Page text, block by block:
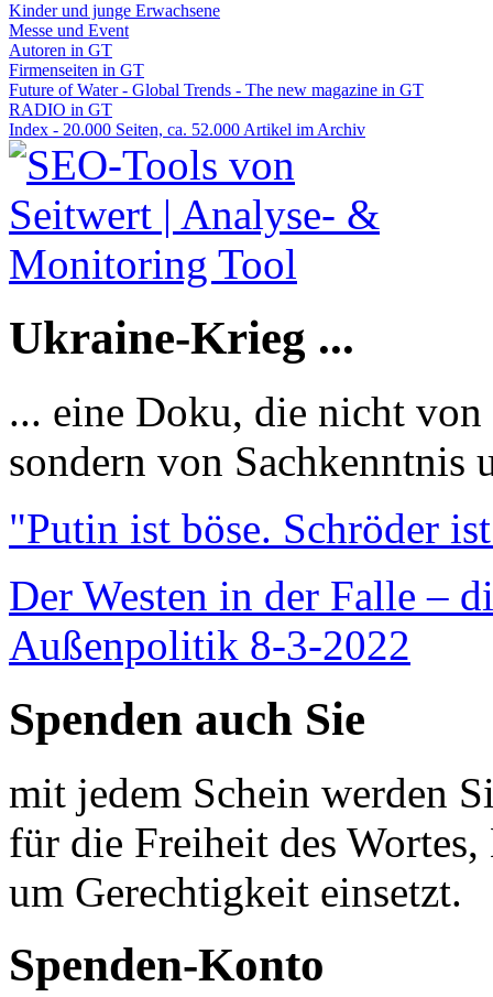
Kinder und junge Erwachsene
Messe und Event
Autoren in GT
Firmenseiten in GT
Future of Water - Global Trends - The new magazine in GT
RADIO in GT
Index - 20.000 Seiten, ca. 52.000 Artikel im Archiv
Ukraine-Krieg ...
... eine Doku, die nicht
sondern von Sachkenntnis
"Putin ist böse. Schröder
Der Westen in der Falle –
Außenpolitik 8-3-2022
Spenden auch Sie
mit jedem Schein werden
für die Freiheit des
um Gerechtigkeit einsetzt.
Spenden-Konto